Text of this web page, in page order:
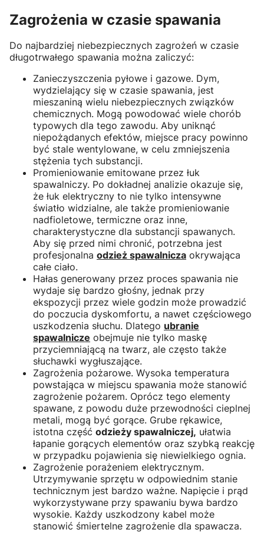
Zagrożenia w czasie spawania
Do najbardziej niebezpiecznych zagrożeń w czasie
długotrwałego spawania można zaliczyć:
Zanieczyszczenia pyłowe i gazowe. Dym,
wydzielający się w czasie spawania, jest
mieszaniną wielu niebezpiecznych związków
chemicznych. Mogą powodować wiele chorób
typowych dla tego zawodu. Aby uniknąć
niepożądanych efektów, miejsce pracy powinno
być stale wentylowane, w celu zmniejszenia
stężenia tych substancji.
Promieniowanie emitowane przez łuk
spawalniczy. Po dokładnej analizie okazuje się,
że łuk elektryczny to nie tylko intensywne
światło widzialne, ale także promieniowanie
nadfioletowe, termiczne oraz inne,
charakterystyczne dla substancji spawanych.
Aby się przed nimi chronić, potrzebna jest
profesjonalna odzież spawalnicza okrywająca
całe ciało.
Hałas generowany przez proces spawania nie
wydaje się bardzo głośny, jednak przy
ekspozycji przez wiele godzin może prowadzić
do poczucia dyskomfortu, a nawet częściowego
uszkodzenia słuchu. Dlatego ubranie
spawalnicze obejmuje nie tylko maskę
przyciemniającą na twarz, ale często także
słuchawki wygłuszające.
Zagrożenia pożarowe. Wysoka temperatura
powstająca w miejscu spawania może stanowić
zagrożenie pożarem. Oprócz tego elementy
spawane, z powodu duże przewodności cieplnej
metali, mogą być gorące. Grube rękawice,
istotna część odzieży spawalniczej, ułatwia
łapanie gorących elementów oraz szybką reakcję
w przypadku pojawienia się niewielkiego ognia.
Zagrożenie porażeniem elektrycznym.
Utrzymywanie sprzętu w odpowiednim stanie
technicznym jest bardzo ważne. Napięcie i prąd
wykorzystywane przy spawaniu bywa bardzo
wysokie. Każdy uszkodzony kabel może
stanowić śmiertelne zagrożenie dla spawacza.